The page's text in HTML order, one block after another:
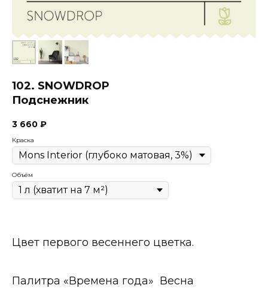
102. SNOWDROP
Подснежник
3 660 ₽
Краска
Объём
Цвет первого весеннего цветка.
Палитра «Времена года» Весна